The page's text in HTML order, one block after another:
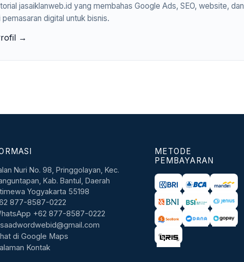
jasaiklanweb.id yang membahas Google Ads, SEO, website, dan
digital untuk bisnis.
→
Nuri No. 98, Pringgolayan, Kec.
Kab. Bantul, Daerah
Yogyakarta 55198
877-8587-0222
+62 877-8587-0222
di Google Maps
Kontak
METODE
PEMBAYARAN